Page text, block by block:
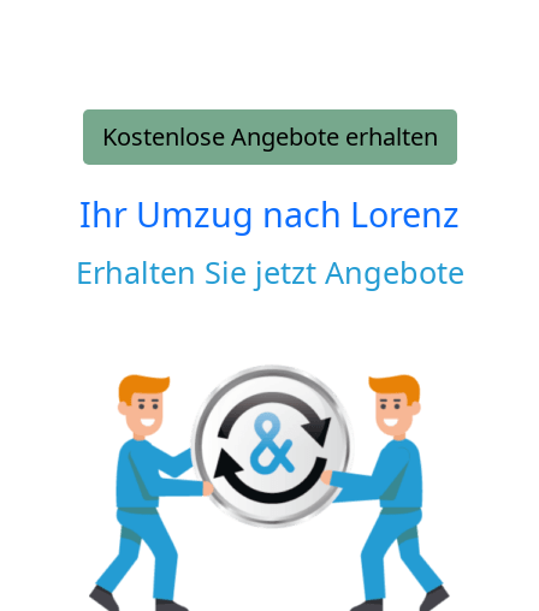
Kostenlose Angebote erhalten
Ihr Umzug nach Lorenz
Erhalten Sie jetzt Angebote